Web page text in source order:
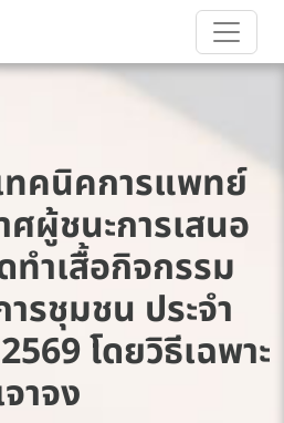
ทคนิคการแพทย์
ผู้ชนะการเสนอ
ทำเสื้อกิจกรรม
รชุมชน ประจำ
โดยวิธีเฉพาะ
จาจง